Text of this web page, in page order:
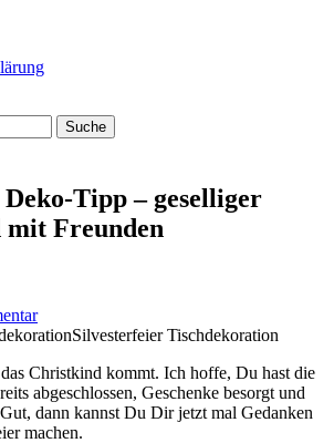
Tipp – geselliger
mit Freunden
Silvesterfeier Tischdekoration
Christkind kommt. Ich hoffe, Du hast die
abgeschlossen, Geschenke besorgt und
dann kannst Du Dir jetzt mal Gedanken
machen.